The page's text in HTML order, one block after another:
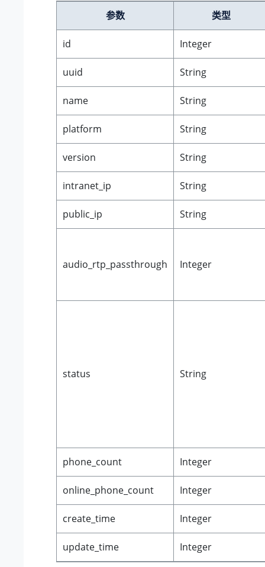
参数 类型
id Integer
uuid String
name String
platform String
version String
intranet_ip String
public_ip String
audio_rtp_passthrough Integer
status String
phone_count Integer
online_phone_count Integer
create_time Integer
update_time Integer